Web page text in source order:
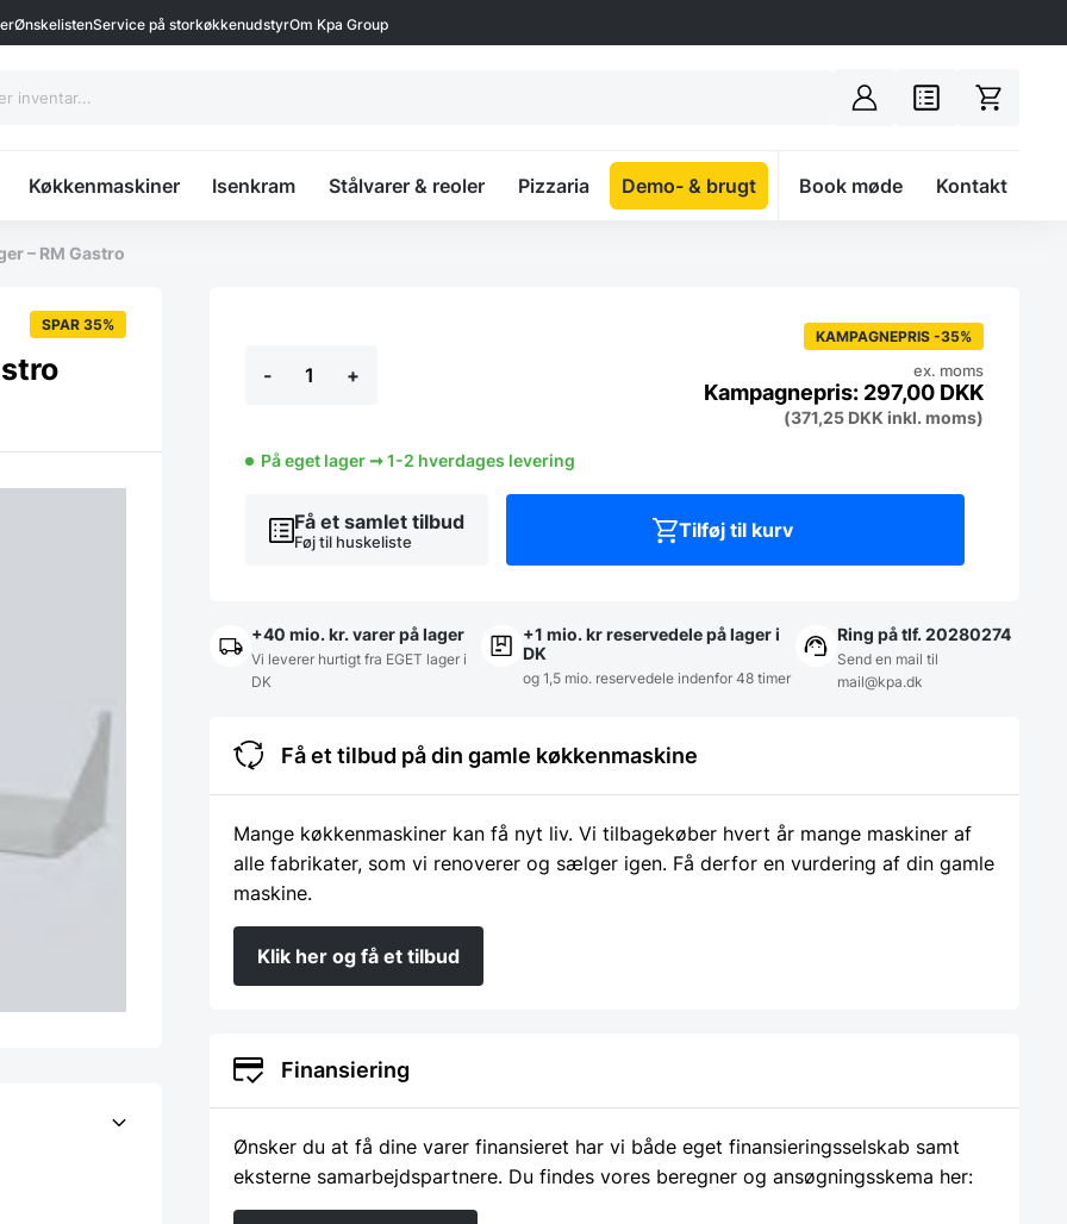
ØnskelistenService på storkøkkenudstyrOm Kpa Group
Køkkenmaskiner Isenkram Stålvarer & reoler Pizzaria Demo- & brugt Spacer
Book møde Kontakt
– RM Gastro
SPAR 35%
-
m/
Gastro
+
KAMPAGNEPRIS -35%
297,00 DKK
ex. moms
(371,25 DKK inkl. moms)
På eget lager ➞ 1-2 hverdages levering
Få et samlet tilbud
Føj til huskeliste Tilføj til kurv
+40 mio. kr. varer på lager
Vi leverer hurtigt fra EGET lager i
DK
+1 mio. kr reservedele på lager i
DK
og 1,5 mio. reservedele indenfor 48 timer
Ring på tlf. 20280274
Send en mail til
mail@kpa.dk
Få et tilbud på din gamle køkkenmaskine
Mange køkkenmaskiner kan få nyt liv. Vi tilbagekøber hvert år mange maskiner af
alle fabrikater, som vi renoverer og sælger igen. Få derfor en vurdering af din gamle
maskine.
Klik her og få et tilbud
Finansiering
Ønsker du at få dine varer finansieret har vi både eget finansieringsselskab samt
eksterne samarbejdspartnere. Du findes vores beregner og ansøgningsskema her: